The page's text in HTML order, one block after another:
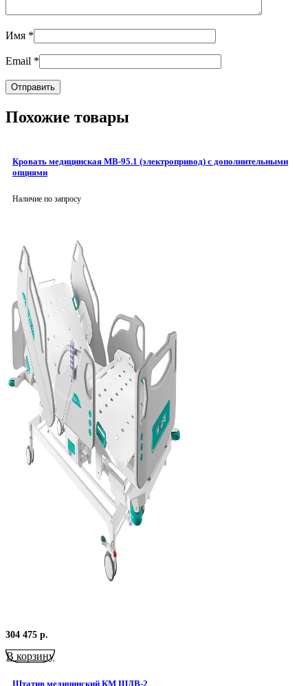
Имя *
Email *
Похожие товары
Кровать медицинская MB-95.1 (электропривод) с дополнительными
опциями
Наличие по запросу
304 475 р.
В корзину
Штатив медицинский КМ ШДВ-2